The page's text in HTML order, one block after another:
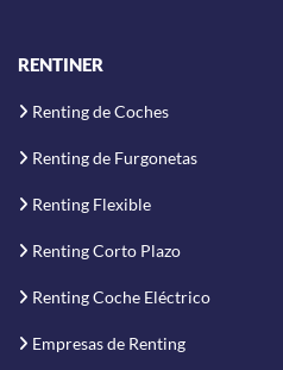
RENTINER
Renting de Coches
Renting de Furgonetas
Renting Flexible
Renting Corto Plazo
Renting Coche Eléctrico
Empresas de Renting